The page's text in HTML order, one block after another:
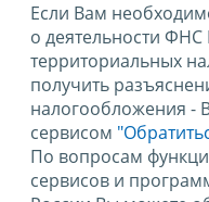
Если Вам
о деятельности
территориальных
получить
налогообложения -
сервисом
По вопросам
сервисов и